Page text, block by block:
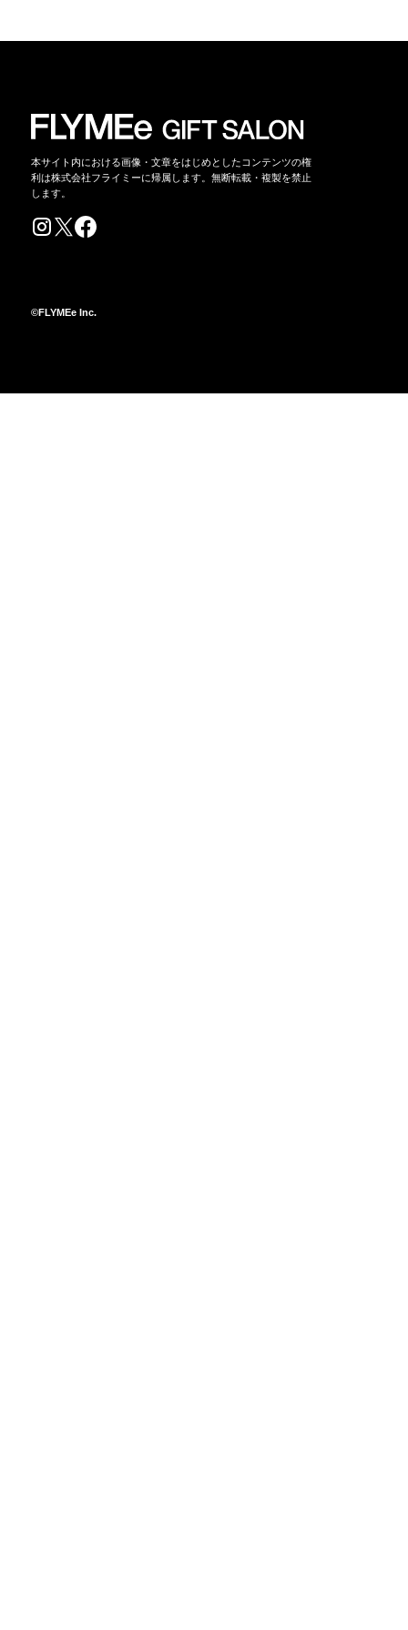
本サイト内における画像・文章をはじめとしたコンテンツの権
利は株式会社フライミーに帰属します。無断転載・複製を禁止
します。
©FLYMEe Inc.